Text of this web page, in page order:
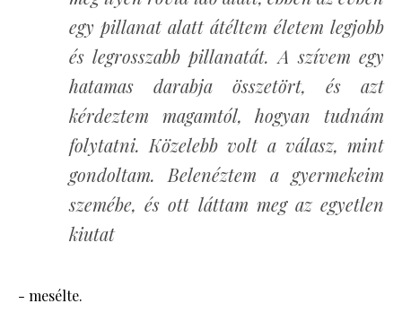
egy pillanat alatt átéltem életem legjobb
és legrosszabb pillanatát. A szívem egy
hatamas darabja összetört, és azt
kérdeztem magamtól, hogyan tudnám
folytatni. Közelebb volt a válasz, mint
gondoltam. Belenéztem a gyermekeim
szemébe, és ott láttam meg az egyetlen
kiutat
- mesélte.